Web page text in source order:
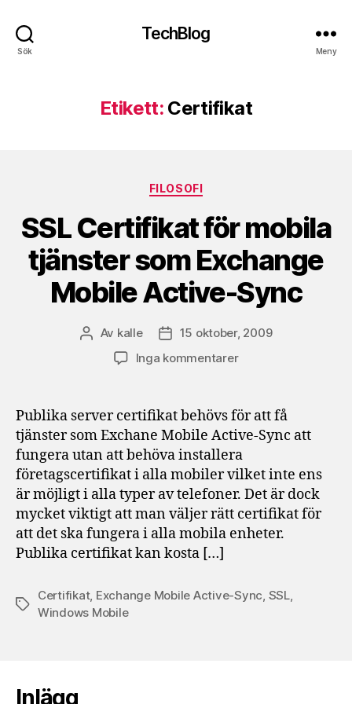
Sök
TechBlog
Meny
Etikett: Certifikat
Kategorier
FILOSOFI
SSL Certifikat för mobila
tjänster som Exchange
Mobile Active-Sync
Inläggsförfattare
Av kalle Inläggsdatum
15 oktober, 2009
Inga kommentarertill
för
tjänster
som
Exchange
Mobile
Active-
Sync
Publika server certifikat behövs för att få
tjänster som Exchane Mobile Active-Sync att
fungera utan att behöva installera
företagscertifikat i alla mobiler vilket inte ens
är möjligt i alla typer av telefoner. Det är dock
mycket viktigt att man väljer rätt certifikat för
att det ska fungera i alla mobila enheter.
Publika certifikat kan kosta […]
Etiketter
Certifikat, Exchange Mobile Active-Sync SSL,
Windows Mobile
Inlägg